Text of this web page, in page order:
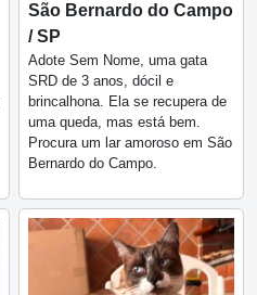
São Bernardo do Campo
/ SP
Adote Sem Nome, uma gata
SRD de 3 anos, dócil e
brincalhona. Ela se recupera de
uma queda, mas está bem.
Procura um lar amoroso em São
Bernardo do Campo.